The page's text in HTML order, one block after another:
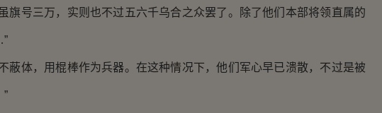
号三万，实则也不过五六千乌合之众罢了。除了他们本部将领直属的
体，用棍棒作为兵器。在这种情况下，他们军心早已溃散，不过是被